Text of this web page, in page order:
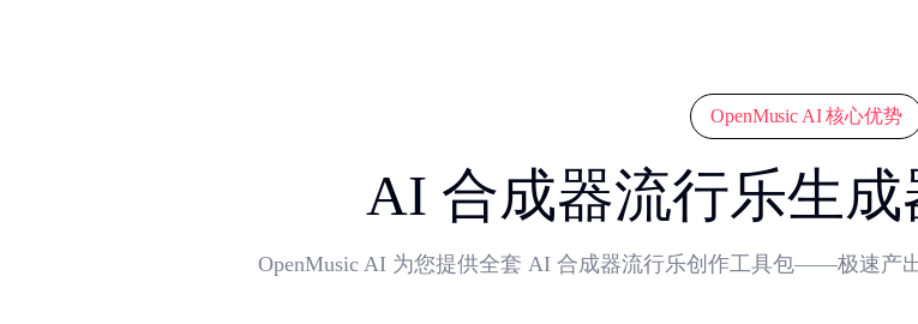
OpenMusic AI 核心优势
AI 合成器流行乐生
OpenMusic AI 为您提供全套 AI 合成器流行乐创作工具包——极速产